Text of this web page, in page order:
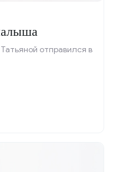
отправился в